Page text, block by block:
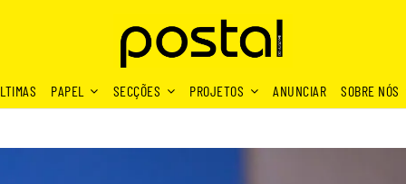
PAPEL SECÇÕES PROJETOS ANUNCIAR SOBRE NÓS